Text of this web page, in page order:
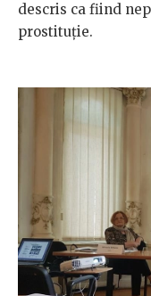
descris ca fiind
prostituție.